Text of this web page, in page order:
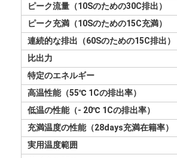
ピーク流量（10Sのための30C排出）
ピーク充満（10Sのための15C充満）
連続的な排出（60Sのための15C排出）
比出力
特定のエネルギー
高温性能（55℃ 1Cの排出率）
低温の性能（- 20℃ 1Cの排出率）
充満温度の性能（28days充満在籍率）
実用温度範囲